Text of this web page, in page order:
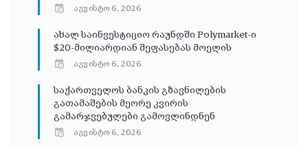
აგვისტო 6, 2026
ახალ საინვესტიციო რაუნდში Polymarket-ი
$20-მილიარდიან შეფასებას მოელის
აგვისტო 6, 2026
საქართველოს ბანკის გზავნილების
გათამაშების მეორე კვირის
გამარჯვებულები გამოვლინდნენ
აგვისტო 6, 2026